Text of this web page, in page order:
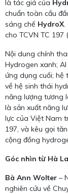
là tác giả của
chuẩn toàn cầu
sáng chế HydroX.
cho TCVN TC 197
Nội dung chính
Hydrogen xanh;
ứng dụng cuối; hệ
về hệ sinh thái
năng lượng tương
là sản xuất năng
lực của Việt Nam
197, và kêu gọi
cộng đồng
Góc nhìn từ Hà
Bà Ann Wolter –
nghiên cứu về